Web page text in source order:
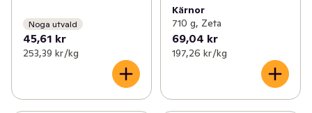
Noga utvald
45,61 kr
253,39 kr /kg
Kärnor
710 g, Zeta
69,04 kr
197,26 kr /kg